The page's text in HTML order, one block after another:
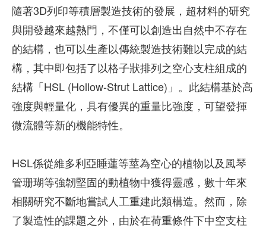
隨著3D列印等積層製造技術的發展，超材料的研究
與開發越來越熱門，不僅可以創造出自然中不存在
的結構，也可以生產以傳統製造技術難以完成的結
構，其中即包括了以格子狀排列之空心支柱組成的
結構「HSL (Hollow-Strut Lattice)」。此結構基於高
強度與輕量化，具有優異的重量比強度，可望發揮
微流體等新的機能特性。
HSL係從維多利亞睡蓮等莖為空心的植物以及風琴
管珊瑚等強韌堅固的動植物中獲得靈感，數十年來
相關研究不斷地嘗試人工重建此類構造。然而，除
了製造性的課題之外，由於在荷重條件下中空支柱